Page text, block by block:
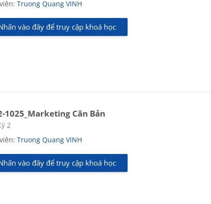
Truong Quang VINH
vào đây để truy cập khoá học
1025_Marketing Căn Bản
khóa học
2
Truong Quang VINH
vào đây để truy cập khoá học